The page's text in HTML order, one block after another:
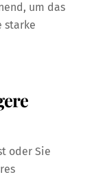
um das
starke
oder Sie